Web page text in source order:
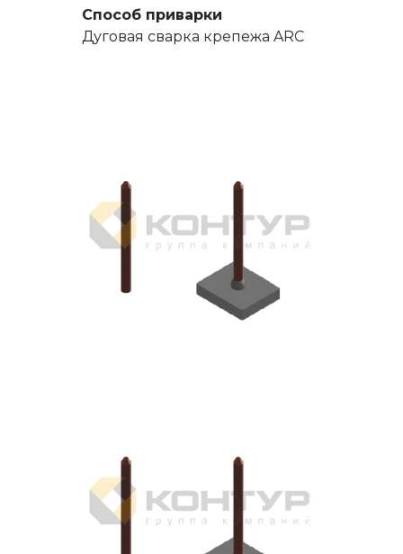
Способ приварки
Дуговая сварка крепежа ARC